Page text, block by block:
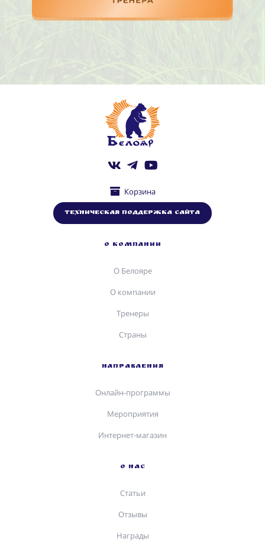
Корзина
Техническая поддержка сайта
О КОМПАНИИ
О Белояре
О компании
Тренеры
Страны
НАПРАВЛЕНИЯ
Онлайн-программы
Мероприятия
Интернет-магазин
О НАС
Статьи
Отзывы
Награды